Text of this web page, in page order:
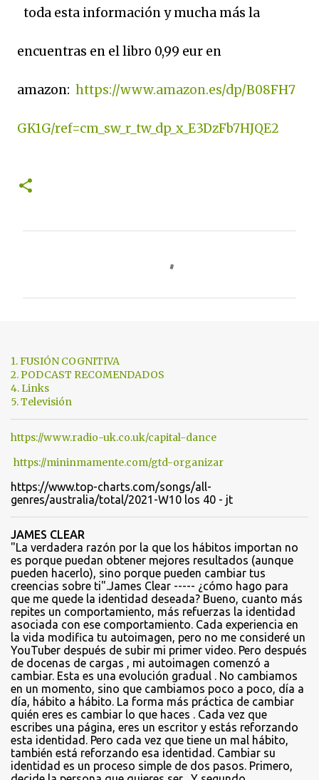
toda esta información y mucha más la
encuentras en el libro 0,99 eur en
amazon: https://www.amazon.es/dp/B08FH7
GK1G/ref=cm_sw_r_tw_dp_x_E3DzFb7HJQE2
a
r
o
1. FUSIÓN COGNITIVA
2. PODCAST RECOMENDADOS
4. Links
5. Televisión
https://www.radio-uk.co.uk/capital-dance
https://mininmamente.com/gtd-organizar
https://www.top-charts.com/songs/all-
genres/australia/total/2021-W10 los 40 - jt
JAMES CLEAR
"La verdadera razón por la que los hábitos importan no
es porque puedan obtener mejores resultados (aunque
pueden hacerlo), sino porque pueden cambiar tus
creencias sobre ti".James Clear ----- ¿cómo hago para
que me quede la identidad deseada? Bueno, cuanto más
repites un comportamiento, más refuerzas la identidad
asociada con ese comportamiento. Cada experiencia en
la vida modifica tu autoimagen, pero no me consideré un
YouTuber después de subir mi primer video. Pero después
de docenas de cargas , mi autoimagen comenzó a
cambiar. Esta es una evolución gradual . No cambiamos
en un momento, sino que cambiamos poco a poco, día a
día, hábito a hábito. La forma más práctica de cambiar
quién eres es cambiar lo que haces . Cada vez que
escribes una página, eres un escritor y estás reforzando
esta identidad. Pero cada vez que tiene un mal hábito,
también está reforzando esa identidad. Cambiar su
identidad es un proceso simple de dos pasos. Primero,